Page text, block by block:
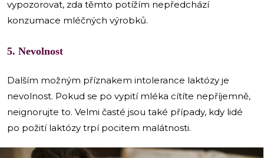
vypozorovat, zda těmto potížím nepředchází
konzumace mléčných výrobků.
5. Nevolnost
Dalším možným příznakem intolerance laktózy je
nevolnost. Pokud se po vypití mléka cítíte nepříjemně,
neignorujte to. Velmi časté jsou také případy, kdy lidé
po požití laktózy trpí pocitem malátnosti.